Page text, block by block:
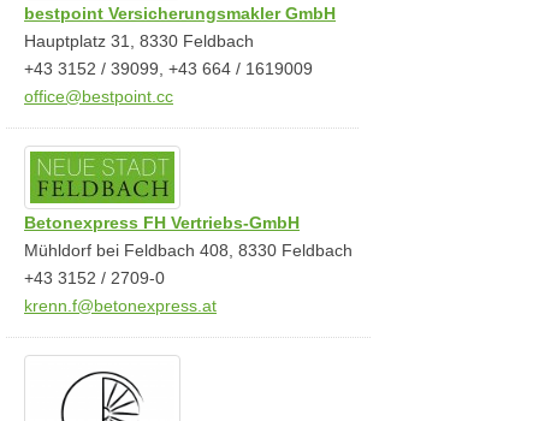
bestpoint Versicherungsmakler GmbH
Hauptplatz 31, 8330 Feldbach
+43 3152 / 39099, +43 664 / 1619009
office@bestpoint.cc
Betonexpress FH Vertriebs-GmbH
Mühldorf bei Feldbach 408, 8330 Feldbach
+43 3152 / 2709-0
krenn.f@betonexpress.at